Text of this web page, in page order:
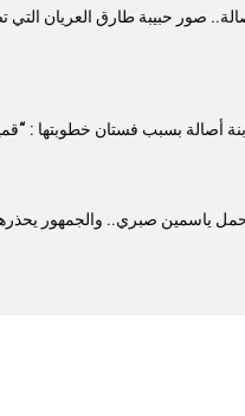
صور حبيبة طارق العريان
أصالة بسبب فستان خطوبتها :
ياسمين صبري.. والجمهور